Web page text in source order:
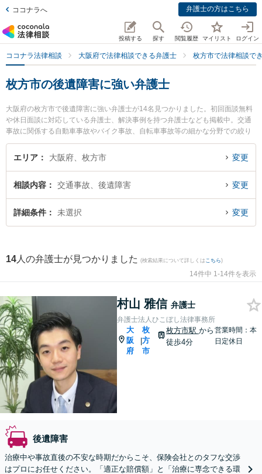
ココナラへ 弁護士の方はこちら
投稿する 探す 閲覧履歴 マイリスト ログイン
ココナラ法律相談 大阪府で法律相談できる弁護士 枚方市で法律相談で
枚方市の後遺障害に強い弁護士
大阪府の枚方市で後遺障害に強い弁護士が14名見つかりました。初回面談無料
や休日面談に対応している弁護士、解決事例を持つ弁護士なども掲載中。交通
事故に関係する自動車事故やバイク事故、自転車事故等の細かな分野での絞り
込み検索もでき便利です。特に弁護士法人ひこぼし法律事務所の村山 雅信弁護
士やあまのがわ法律事務所の神永 夕貴弁護士、古山綜合法律事務所の古山 隼也
い』『後遺障害のトラブル解決の実績豊富な近くの弁護士を検索したい』『初
回相談無料で後遺障害を法律相談できる枚方市内の弁護士に相談予約したい』
などでお困りの相談者さんにおすすめです。
エリア 大阪府、枚方市 変更
相談内容 交通事故、後遺障害 変更
詳細条件 未選択 変更
14 人の弁護士が見つかりました (検索結果について詳しくは こちら)
14件中 1-14件を表示
村山 雅信 弁護士
弁護士法人ひこぼし法律事務所
大
阪
府
|
枚
方
市
枚方市駅 から
徒歩4分
営業時間：本
日定休日
後遺障害
治療中や事故直後の不安な時期だからこそ、保険会社とのタフな交渉
はプロにお任せください。「適正な賠償額」と「治療に専念できる環